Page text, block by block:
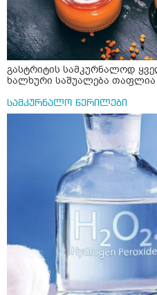
გასტრიტის სამკურნალოდ
ხალხური საშუალება თაფლია
სამკურნალო წერილები